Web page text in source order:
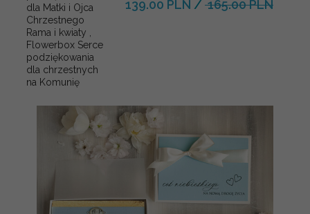
dla Matki i Ojca
Chrzestnego
Rama i kwiaty ,
Flowerbox Serce
podziękowania
dla chrzestnych
na Komunię
139.00 PLN / 165.00 PLN